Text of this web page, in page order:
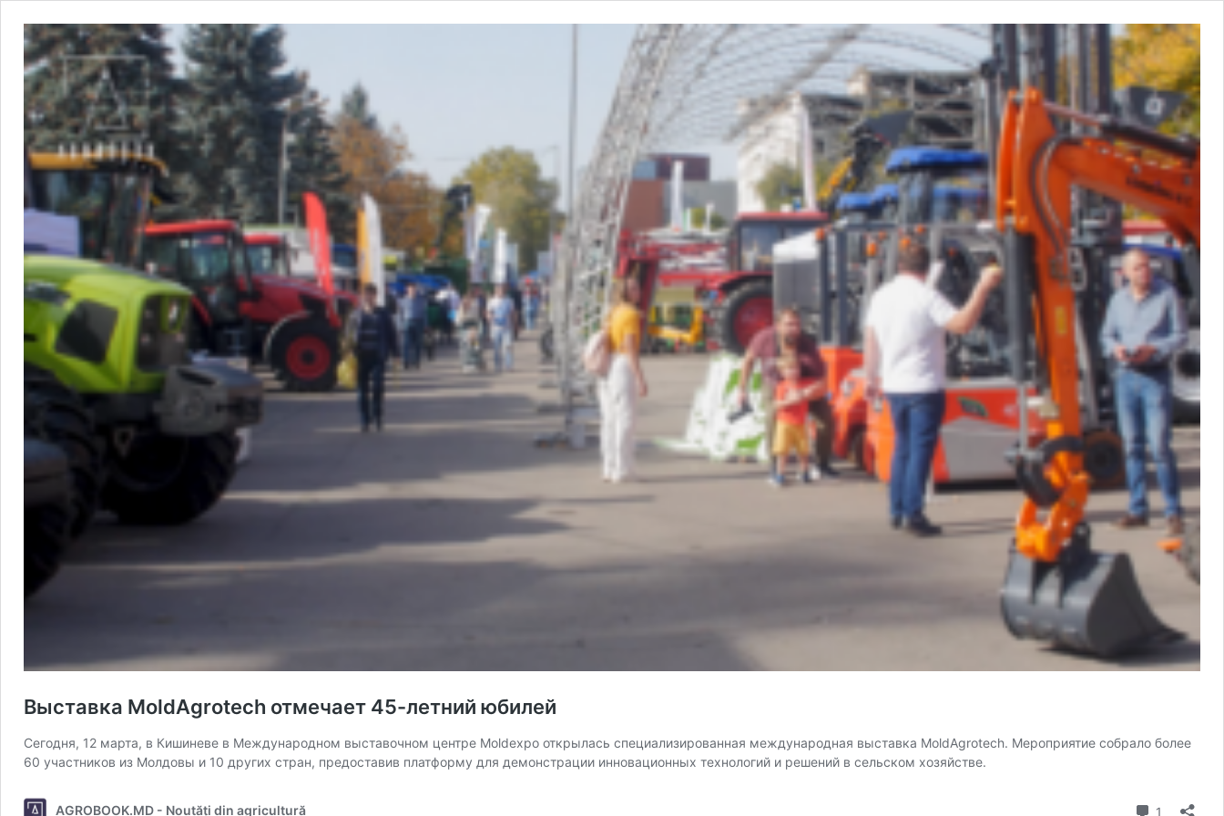
Выставка MoldAgrotech отмечает 45-летний юбилей
Сегодня, 12 марта, в Кишиневе в Международном выставочном центре Moldexpo открылась специализированная международная выставка MoldAgrotech. Мероприятие собрало более
60 участников из Молдовы и 10 других стран, предоставив платформу для демонстрации инновационных технологий и решений в сельском хозяйстве.
AGROBOOK.MD - Noutăți din agricultură 1